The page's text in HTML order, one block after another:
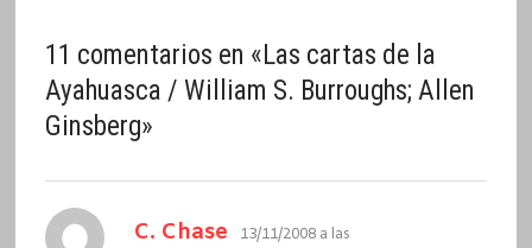
11 comentarios en «Las cartas de la
Ayahuasca / William S. Burroughs; Allen
Ginsberg»
C. Chase dice:
13/11/2008 a las